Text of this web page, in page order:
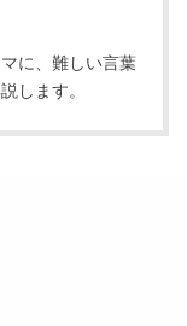
に、難しい言葉
します。